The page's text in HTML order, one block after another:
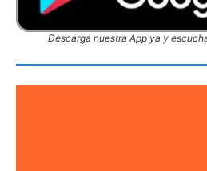
Descarga nuestra App ya y